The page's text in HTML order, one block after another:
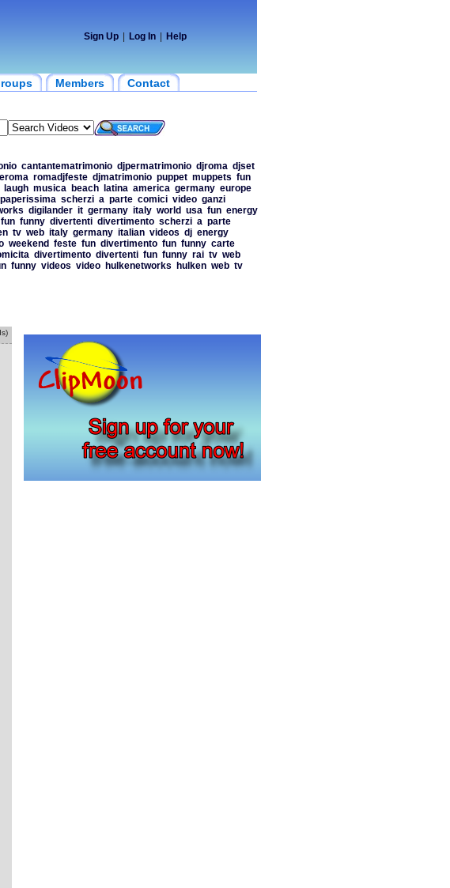
Sign Up Log In Help
Members Contact
cantantematrimonio djpermatrimonio djroma djset
romadjfeste djmatrimonio puppet muppets fun
laugh musica beach latina america germany europe
paperissima scherzi a parte comici video ganzi
digilander it germany italy world usa fun energy
fun funny divertenti divertimento scherzi a parte
tv web italy germany italian videos dj energy
weekend feste fun divertimento fun funny carte
divertimento divertenti fun funny rai tv web
funny videos video hulkenetworks hulken web tv